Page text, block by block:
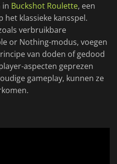
in Buckshot Roulette, een
het klassieke kansspel.
verbruikbare
or Nothing-modus, voegen
van doden of gedood
aspecten geprezen
gameplay, kunnen ze